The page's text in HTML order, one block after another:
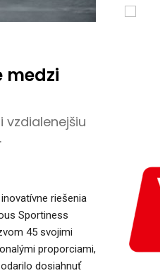
medzi
riešenia
Sportiness
45 svojimi
proporciami,
dosiahnuť